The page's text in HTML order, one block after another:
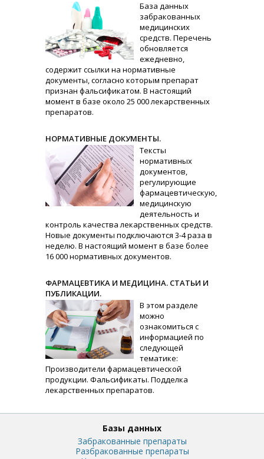
База данных
забракованных
медицинских
средств. Перечень
обновляется
ежедневно,
содержит ссылки на нормативные
документы, согласно которым препарат
признан фальсификатом. В настоящий
момент в базе около 25 000 лекарственных
препаратов.
НОРМАТИВНЫЕ ДОКУМЕНТЫ.
Тексты
нормативных
документов,
регулирующие
фармацевтическую,
медицинскую
деятельность и
контроль качества лекарственных средств.
Новые документы подключаются 3-4 раза в
неделю. В настоящий момент в базе более
16 000 нормативных документов.
ФАРМАЦЕВТИКА И МЕДИЦИНА. СТАТЬИ И
ПУБЛИКАЦИИ.
В этом разделе
можно
ознакомиться с
информацией по
следующей
тематике:
Производители фармацевтической
продукции. Фальсификаты. Подделка
лекарственных препаратов.
Базы данных
Забракованные препараты
Разбракованные препараты